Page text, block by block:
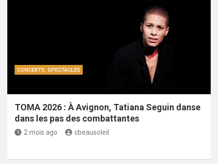
CONCERTS, SPECTACLES
TOMA 2026 : À Avignon, Tatiana Seguin danse
dans les pas des combattantes
2 mois ago cbeausoleil